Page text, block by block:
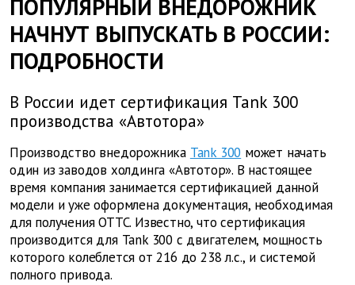
ПОПУЛЯРНЫЙ ВНЕДОРОЖНИК
НАЧНУТ ВЫПУСКАТЬ В РОССИИ:
ПОДРОБНОСТИ
В России идет сертификация Tank 300
производства «Автотора»
Производство внедорожника Tank 300 может начать
один из заводов холдинга «Автотор». В настоящее
время компания занимается сертификацией данной
модели и уже оформлена документация, необходимая
для получения ОТТС. Известно, что сертификация
производится для Tank 300 с двигателем, мощность
которого колеблется от 216 до 238 л.с., и системой
полного привода.